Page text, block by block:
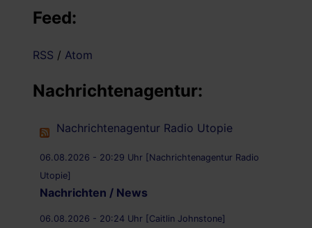
Feed:
RSS / Atom
Nachrichtenagentur:
Nachrichtenagentur Radio Utopie
06.08.2026 - 20:29 Uhr [Nachrichtenagentur Radio
Utopie]
Nachrichten / News
06.08.2026 - 20:24 Uhr [Caitlin Johnstone]